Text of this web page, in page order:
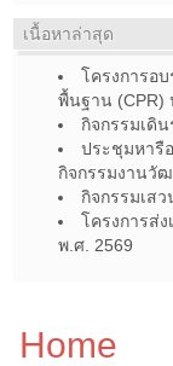
เนื้อหาล่าสุด
โครงการอ
พื้นฐาน (CPR)
กิจกรรมเดิ
ประชุมหารื
กิจกรรมงานวั
กิจกรรมเส
โครงการส่
พ.ศ. 2569
Home